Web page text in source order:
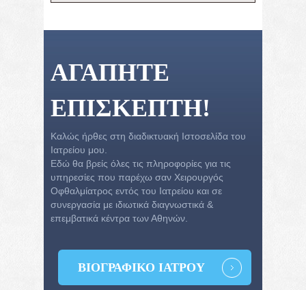
ΑΓΑΠΗΤΈ
ΕΠΙΣΚΈΠΤΗ!
Καλώς ήρθες στη διαδικτυακή Ιστοσελίδα του
Ιατρείου μου.
Εδώ θα βρείς όλες τις πληροφορίες για τις
υπηρεσίες που παρέχω σαν Χειρουργός
Οφθαλμίατρος εντός του Ιατρείου και σε
συνεργασία με ιδιωτικά διαγνωστικά &
επεμβατικά κέντρα των Αθηνών.
ΒΙΟΓΡΑΦΙΚΌ ΙΑΤΡΟΎ